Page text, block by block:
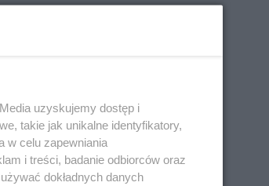
uzyskujemy dostęp i
takie jak unikalne identyfikatory,
w celu zapewniania
i treści, badanie odbiorców oraz
dokładnych danych